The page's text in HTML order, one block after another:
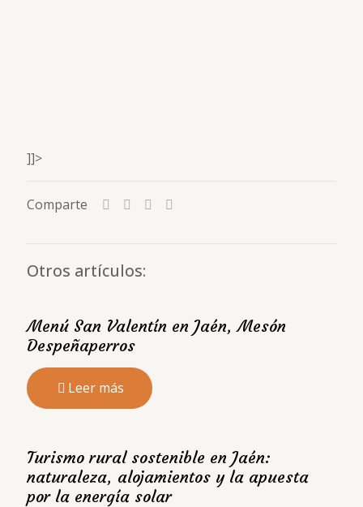
]]>
Comparte
Otros artículos:
Menú San Valentín en Jaén, Mesón
Despeñaperros
Leer más
Turismo rural sostenible en Jaén:
naturaleza, alojamientos y la apuesta
por la energía solar